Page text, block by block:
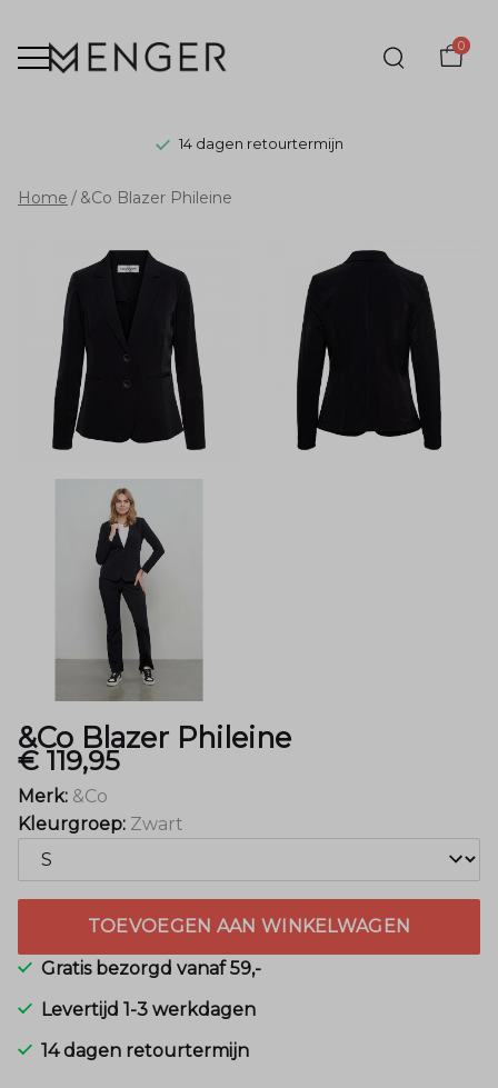
0
14 dagen retourtermijn
&Co
Blazer
Phileine
Menger
Mode
Home &Co Blazer Phileine
&Co Blazer Phileine
€ 119,95
Merk: &Co
Kleurgroep: Zwart
TOEVOEGEN AAN WINKELWAGEN
Gratis bezorgd vanaf 59,-
Levertijd 1-3 werkdagen
14 dagen retourtermijn